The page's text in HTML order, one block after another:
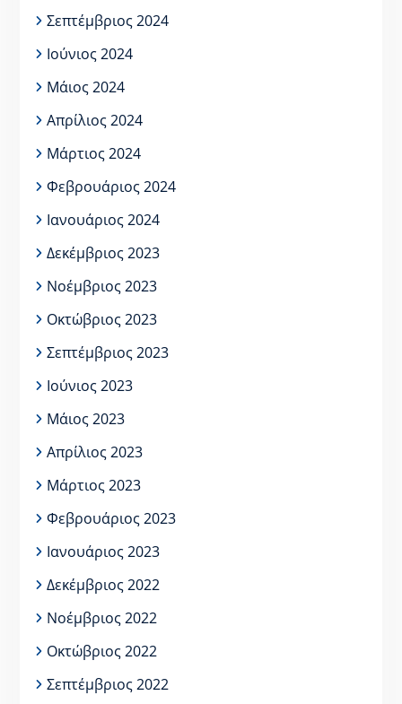
Σεπτέμβριος 2024
Ιούνιος 2024
Μάιος 2024
Απρίλιος 2024
Μάρτιος 2024
Φεβρουάριος 2024
Ιανουάριος 2024
Δεκέμβριος 2023
Νοέμβριος 2023
Οκτώβριος 2023
Σεπτέμβριος 2023
Ιούνιος 2023
Μάιος 2023
Απρίλιος 2023
Μάρτιος 2023
Φεβρουάριος 2023
Ιανουάριος 2023
Δεκέμβριος 2022
Νοέμβριος 2022
Οκτώβριος 2022
Σεπτέμβριος 2022